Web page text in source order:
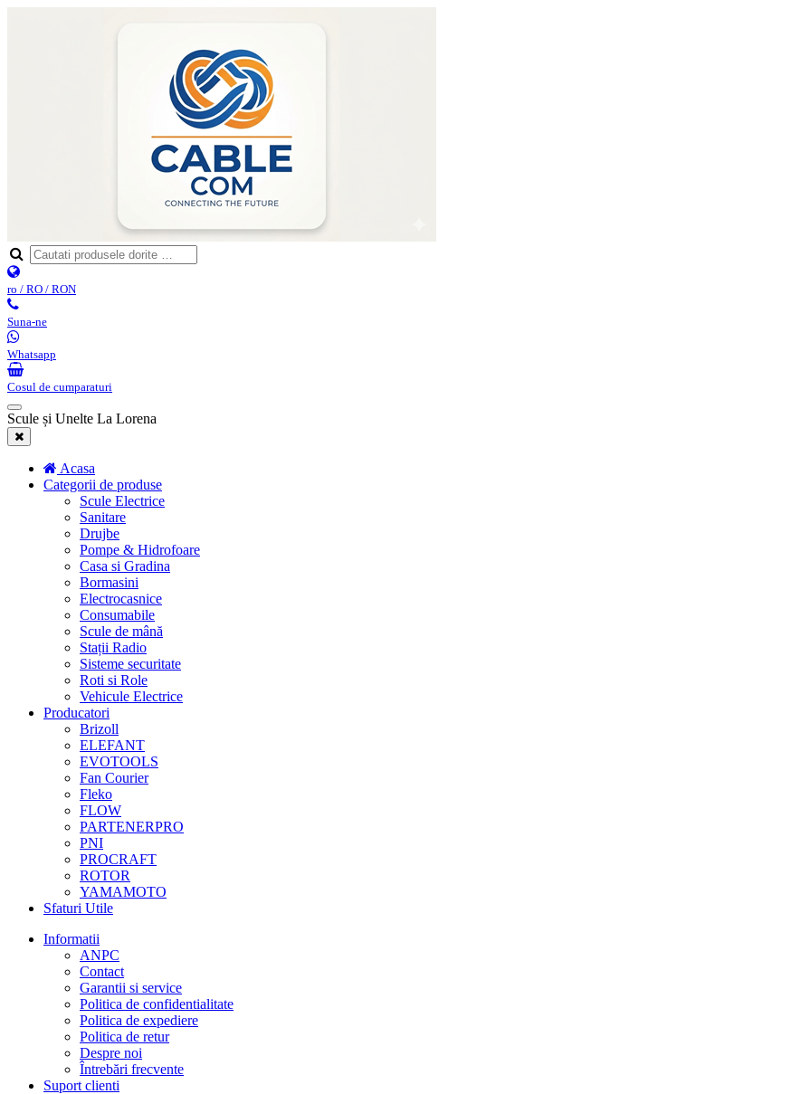
ro / RO / RON
Suna-ne
Whatsapp
Cosul de cumparaturi
Scule și Unelte La Lorena
Acasa
Categorii de produse
Scule Electrice
Sanitare
Drujbe
Pompe & Hidrofoare
Casa si Gradina
Bormasini
Electrocasnice
Consumabile
Scule de mână
Stații Radio
Sisteme securitate
Roti si Role
Vehicule Electrice
Producatori
Brizoll
ELEFANT
EVOTOOLS
Fan Courier
Fleko
FLOW
PARTENERPRO
PNI
PROCRAFT
ROTOR
YAMAMOTO
Sfaturi Utile
Informatii
ANPC
Contact
Garantii si service
Politica de confidentialitate
Politica de expediere
Politica de retur
Despre noi
Întrebări frecvente
Suport clienti